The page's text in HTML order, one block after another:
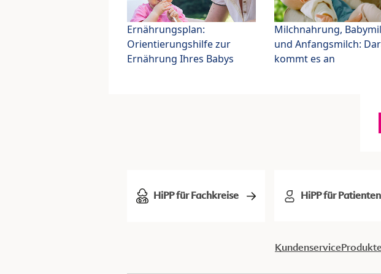
Ernährungsplan:
Orientierungshilfe zur
Ernährung Ihres Babys
Milchnahrung,
und Anfangsmilch:
kommt es an
HiPP für Fachkreise HiPP für Patienten
KundenserviceProdukte